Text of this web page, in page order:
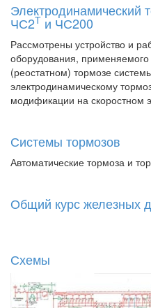
Электродинамический
ЧС2Т и ЧС200
Рассмотрены устройство и
оборудования,
(реостатном) тормозе
электродинамическому
модификации на скоростном
Системы тормозов
Автоматические тормоза и
Общий курс железных
Схемы